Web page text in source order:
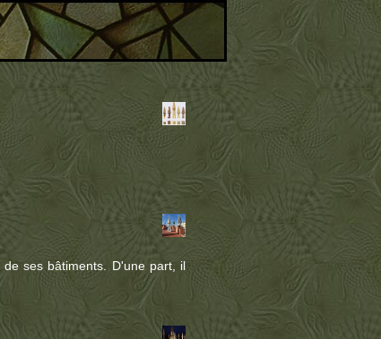
ses bâtiments. D'une part, il